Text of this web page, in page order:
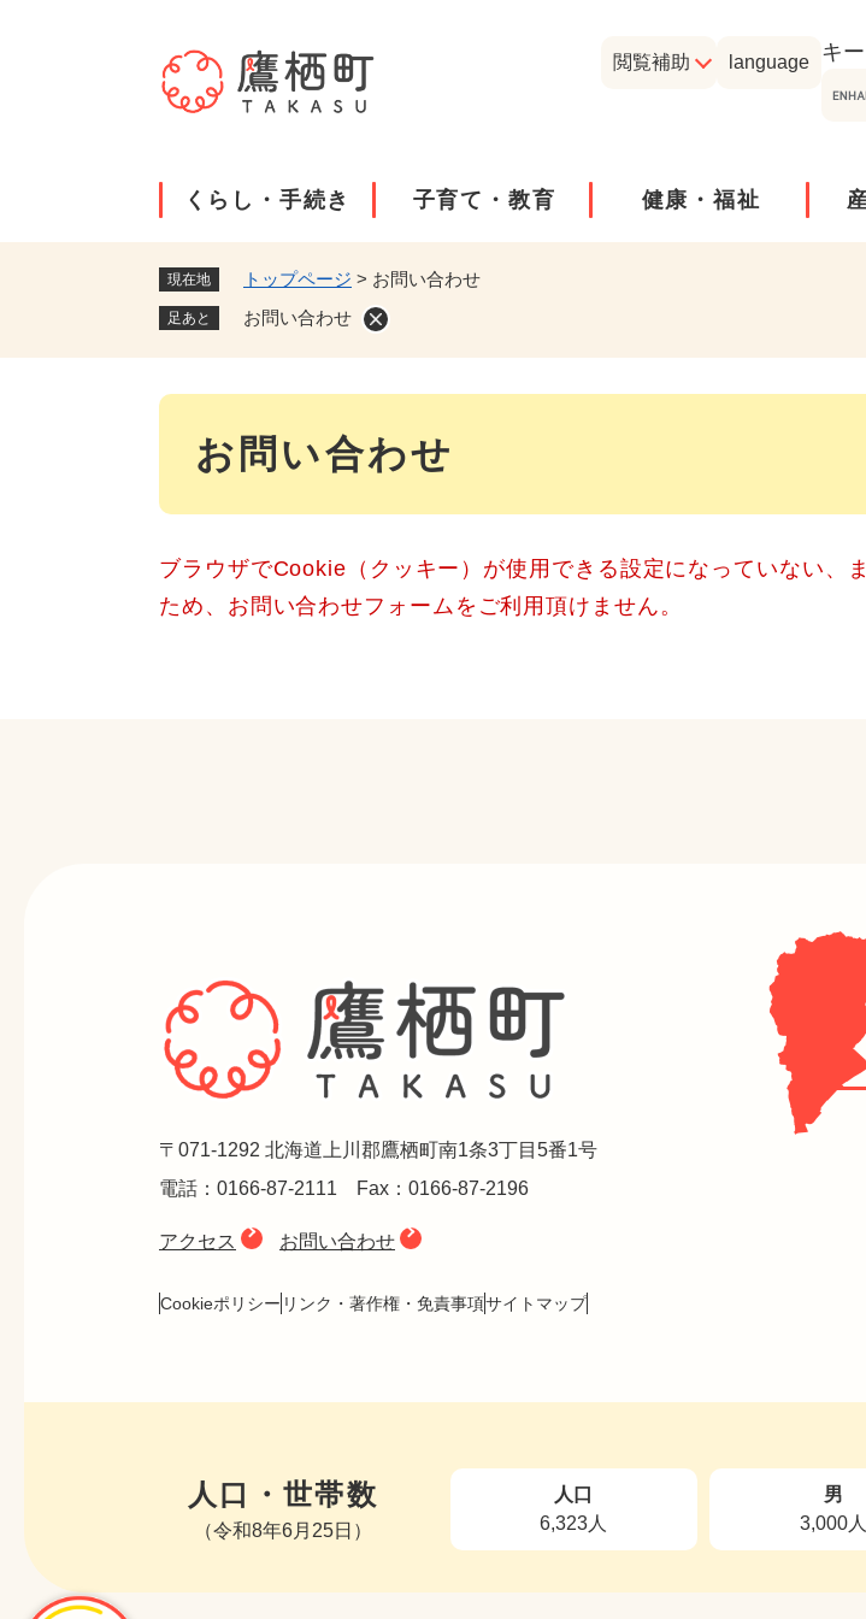
。
閲覧補助 language キ
くらし・手続き 子育て・教育 健康・福祉
現在地 トップページ > お問い合わせ
足あと お問い合わせ
お問い合わせ
ブラウザでCookie（クッキー）が使用できる設定になっていない、
ため、お問い合わせフォームをご利用頂けません。
〒071-1292 北海道上川郡鷹栖町南1条3丁目5番1号
電話：0166-87-2111 Fax：0166-87-2196
アクセス お問い合わせ
Cookieポリシー リンク・著作権・免責事項サイトマップ
人口・世帯数
（令和8年6月25日）
人口
6,323人
男
3,000人